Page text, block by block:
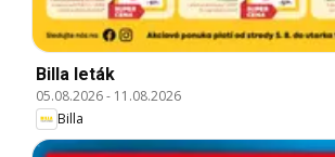
Billa leták
05.08.2026- 11.08.2026
Billa